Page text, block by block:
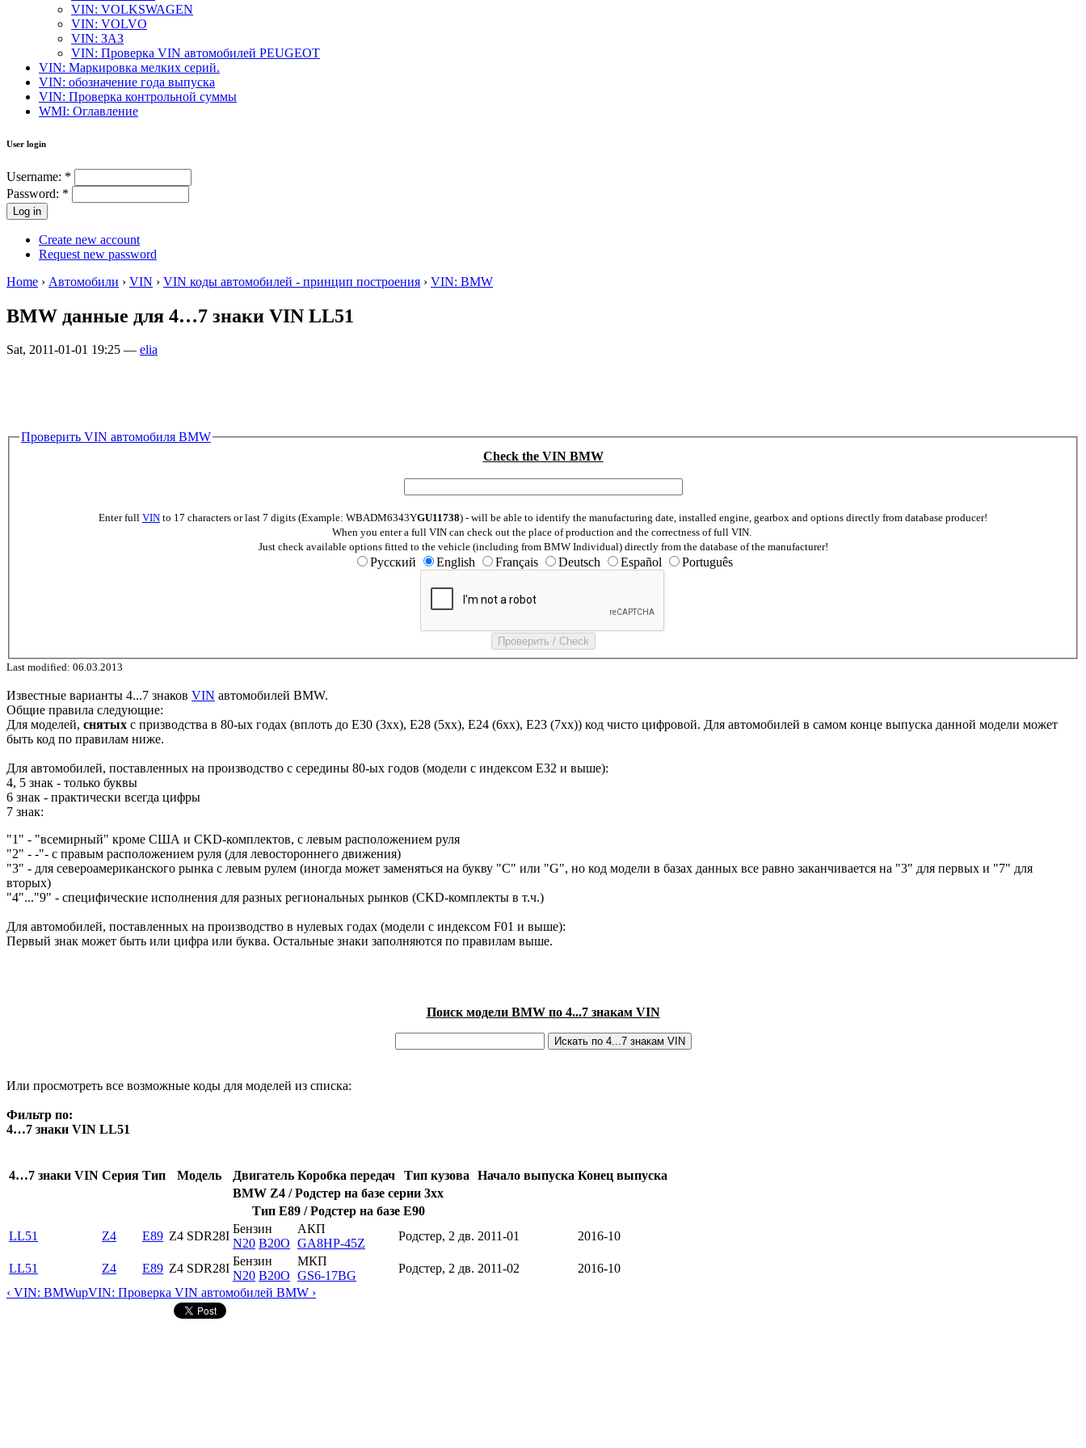
VIN: VOLKSWAGEN
VIN: VOLVO
VIN: ЗАЗ
VIN: Проверка VIN автомобилей PEUGEOT
VIN: Маркировка мелких серий.
VIN: обозначение года выпуска
VIN: Проверка контрольной суммы
WMI: Оглавление
User login
Username: *
Password: *
Create new account
Request new password
Home › Автомобили › VIN › VIN коды автомобилей - принцип построения › VIN: BMW
BMW данные для 4…7 знаки VIN LL51
Sat, 2011-01-01 19:25 — elia
Проверить VIN автомобиля BMW
Check the VIN BMW
Enter full VIN to 17 characters or last 7 digits (Example: WBADM6343YGU11738) - will be able to identify the manufacturing date, installed engine, gearbox and options directly from database producer!
When you enter a full VIN can check out the place of production and the correctness of full VIN.
Just check available options fitted to the vehicle (including from BMW Individual) directly from the database of the manufacturer!
Русский English Français Deutsch Español Português
Last modified: 06.03.2013
Известные варианты 4...7 знаков VIN автомобилей BMW.
Общие правила следующие:
Для моделей, снятых с призводства в 80-ых годах (вплоть до E30 (3xx), E28 (5xx), E24 (6xx), E23 (7xx)) код чисто цифровой. Для автомобилей в самом конце выпуска данной модели может
быть код по правилам ниже.
Для автомобилей, поставленных на производство с середины 80-ых годов (модели с индексом E32 и выше):
4, 5 знак - только буквы
6 знак - практически всегда цифры
7 знак:
"1" - "всемирный" кроме США и CKD-комплектов, с левым расположением руля
"2" - -"- с правым расположением руля (для левостороннего движения)
"3" - для североамериканского рынка с левым рулем (иногда может заменяться на букву "C" или "G", но код модели в базах данных все равно заканчивается на "3" для первых и "7" для
вторых)
"4"..."9" - специфические исполнения для разных региональных рынков (CKD-комплекты в т.ч.)
Для автомобилей, поставленных на производство в нулевых годах (модели с индексом F01 и выше):
Первый знак может быть или цифра или буква. Остальные знаки заполняются по правилам выше.
Поиск модели BMW по 4...7 знакам VIN
Или просмотреть все возможные коды для моделей из списка:
Фильтр по:
4…7 знаки VIN LL51
4…7 знаки VIN Серия Тип Модель Двигатель Коробка передач Тип кузова Начало выпуска Конец выпуска
BMW Z4 / Родстер на базе серии 3xx
Тип E89 / Родстер на базе E90
LL51
Z4 E89 Z4 SDR28I
Бензин
N20 B20O
АКП
GA8HP-45Z
Родстер, 2 дв. 2011-01 2016-10
LL51 Z4 E89 Z4 SDR28I
Бензин
N20 B20O
МКП
GS6-17BG
Родстер, 2 дв. 2011-02
2016-10
‹ VIN: BMWupVIN: Проверка VIN автомобилей BMW ›